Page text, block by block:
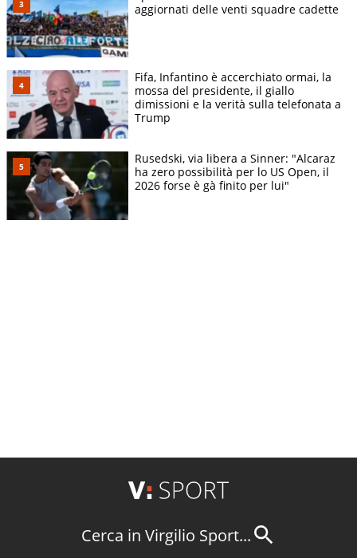
aggiornati delle venti squadre cadette
Fifa, Infantino è accerchiato ormai, la
mossa del presidente, il giallo
dimissioni e la verità sulla telefonata a
Trump
Rusedski, via libera a Sinner: "Alcaraz
ha zero possibilità per lo US Open, il
2026 forse è gà finito per lui"
Cerca in Virgilio Sport...